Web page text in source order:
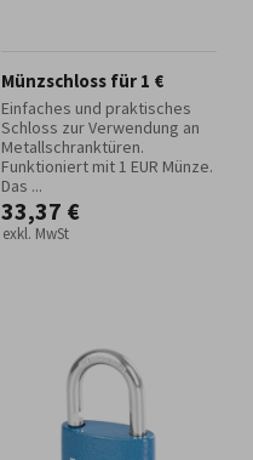
Münzschloss für 1 €
Einfaches und praktisches
Schloss zur Verwendung an
Metallschranktüren.
Funktioniert mit 1 EUR Münze.
Das ...
33,37 €
exkl. MwSt